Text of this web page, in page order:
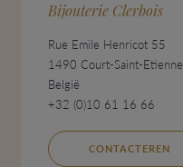
Bijouterie Clerbois
Rue Emile Henricot 55
1490 Court-Saint-Etienne
België
+32 (0)10 61 16 66
CONTACTEREN